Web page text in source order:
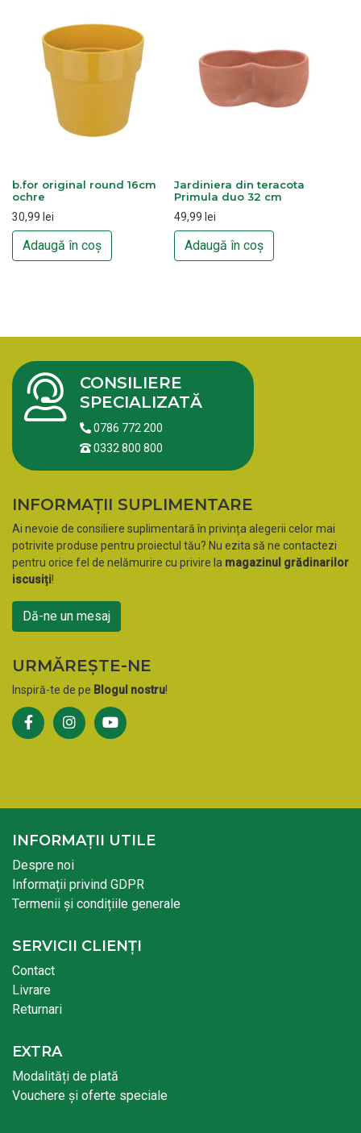
b.for original round 16cm
ochre
30,99 lei
Adaugă în coș
Jardiniera din teracota
Primula duo 32 cm
49,99 lei
Adaugă în coș
CONSILIERE
SPECIALIZATĂ
0786 772 200
0332 800 800
INFORMAȚII SUPLIMENTARE
Ai nevoie de consiliere suplimentară în privința alegerii celor mai
potrivite produse pentru proiectul tău? Nu ezita să ne contactezi
pentru orice fel de nelămurire cu privire la magazinul grădinarilor
iscusiți!
Dă-ne un mesaj
URMĂREȘTE-NE
Inspiră-te de pe Blogul nostru!
INFORMAȚII UTILE
Despre noi
Informații privind GDPR
Termenii și condițiile generale
SERVICII CLIENȚI
Contact
Livrare
Returnari
EXTRA
Modalități de plată
Vouchere și oferte speciale